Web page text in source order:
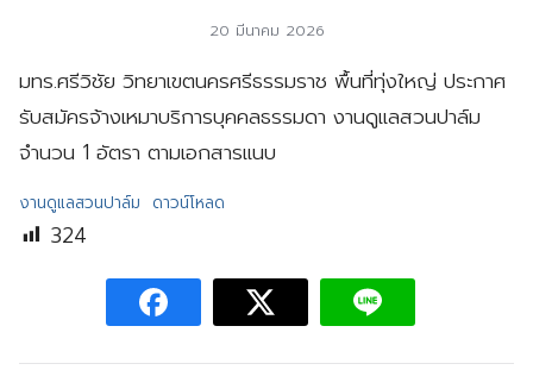
20 มีนาคม 2026
มทร.ศรีวิชัย วิทยาเขตนครศรีธรรมราช พื้นที่ทุ่งใหญ่ ประกาศ
รับสมัครจ้างเหมาบริการบุคคลธรรมดา งานดูแลสวนปาล์ม
จำนวน 1 อัตรา ตามเอกสารแนบ
งานดูแลสวนปาล์ม ดาวน์โหลด
324